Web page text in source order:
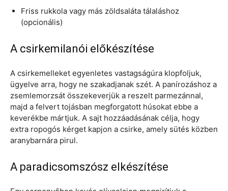
Friss rukkola vagy más zöldsaláta tálaláshoz
(opcionális)
A csirkemilanói előkészítése
A csirkemelleket egyenletes vastagságúra klopfoljuk,
ügyelve arra, hogy ne szakadjanak szét. A panírozáshoz a
zsemlemorzsát összekeverjük a reszelt parmezánnal,
majd a felvert tojásban megforgatott húsokat ebbe a
keverékbe mártjuk. A sajt hozzáadásának célja, hogy
extra ropogós kérget kapjon a csirke, amely sütés közben
aranybarnára pirul.
A paradicsomszósz elkészítése